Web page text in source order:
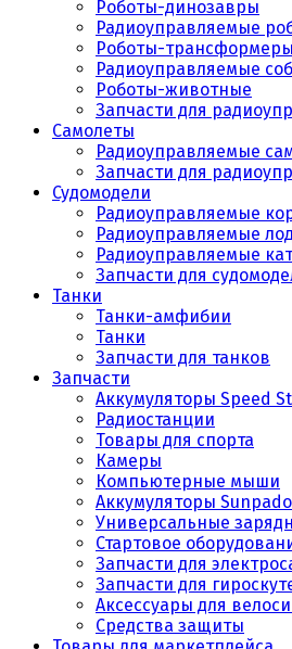
Роботы-динозавры
Радиоуправляемые
Роботы-трансформеры
Радиоуправляемые
Роботы-животные
Запчасти для
Самолеты
Радиоуправляемые
Запчасти для
Судомодели
Радиоуправляемые
Радиоуправляемые
Радиоуправляемые
Запчасти для
Танки
Танки-амфибии
Танки
Запчасти для танков
Запчасти
Аккумуляторы Speed
Радиостанции
Товары для спорта
Камеры
Компьютерные мыши
Аккумуляторы
Универсальные
Стартовое
Запчасти для
Запчасти для
Аксессуары для
Средства защиты